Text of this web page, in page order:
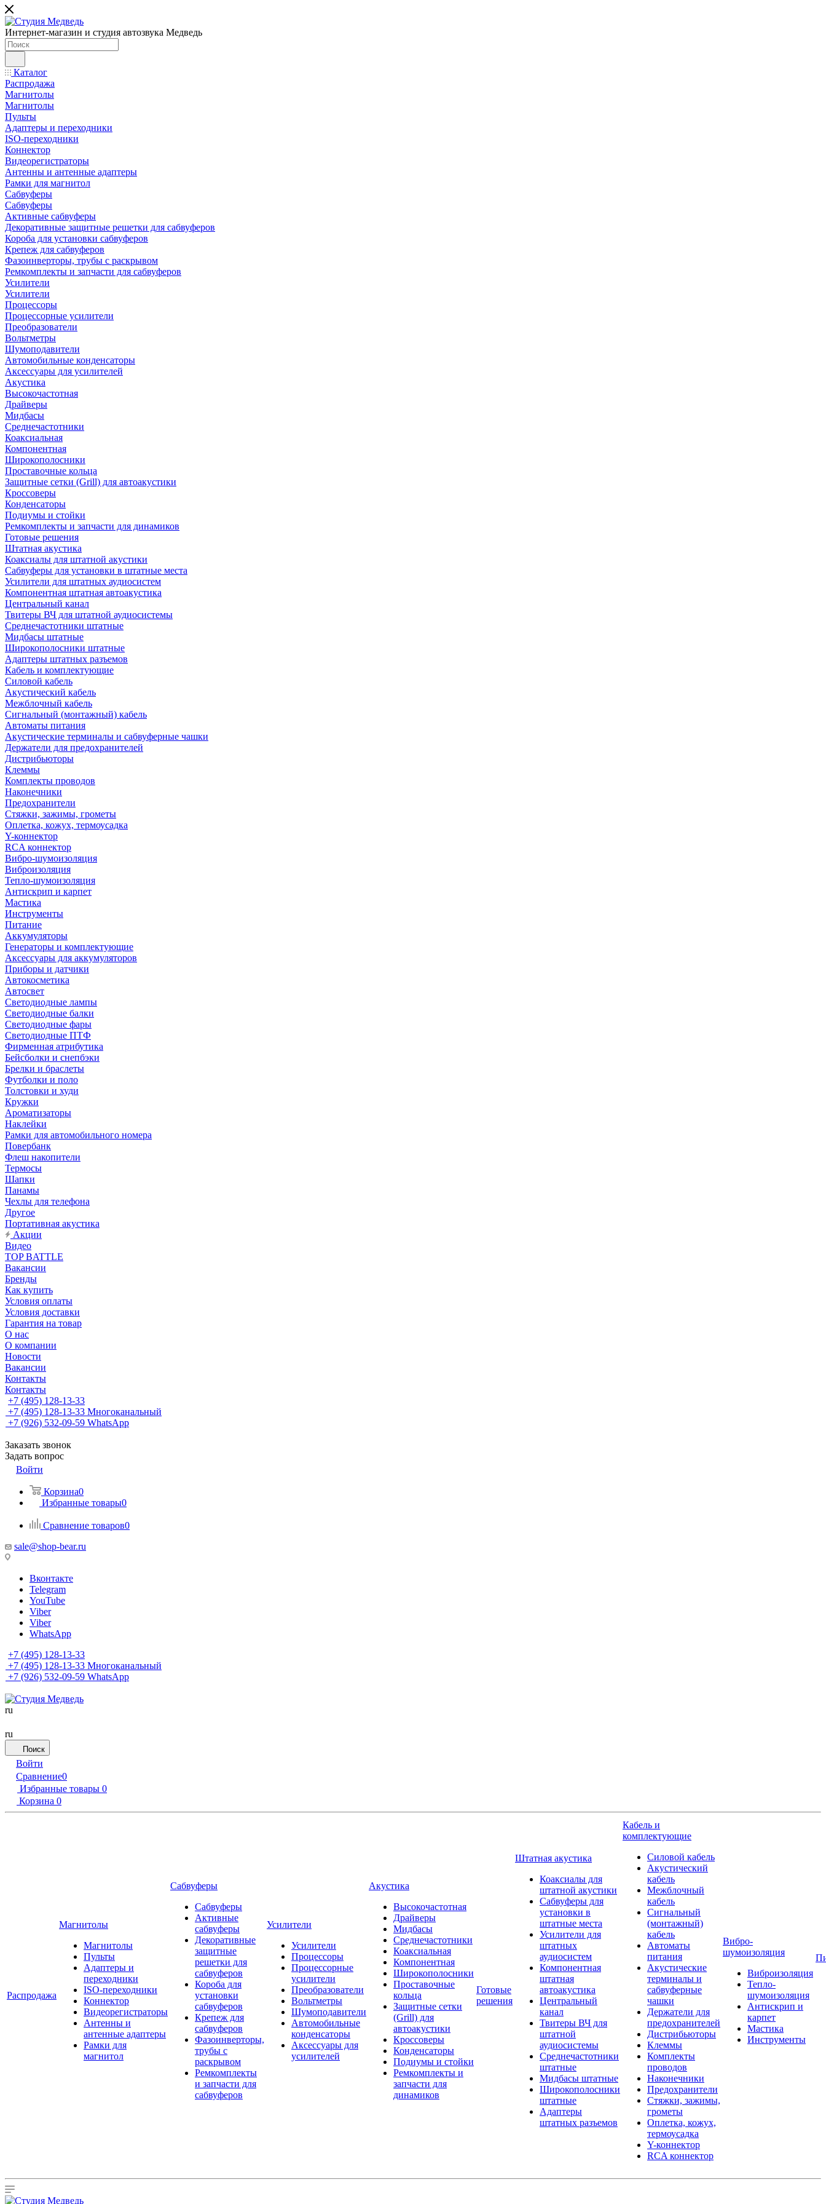
Интернет-магазин и студия автозвука Медведь
Каталог
Распродажа
Магнитолы
Магнитолы
Пульты
Адаптеры и переходники
ISO-переходники
Коннектор
Видеорегистраторы
Антенны и антенные адаптеры
Рамки для магнитол
Сабвуферы
Сабвуферы
Активные сабвуферы
Декоративные защитные решетки для сабвуферов
Короба для установки сабвуферов
Крепеж для сабвуферов
Фазоинверторы, трубы с раскрывом
Ремкомплекты и запчасти для сабвуферов
Усилители
Усилители
Процессоры
Процессорные усилители
Преобразователи
Вольтметры
Шумоподавители
Автомобильные конденсаторы
Аксессуары для усилителей
Акустика
Высокочастотная
Драйверы
Мидбасы
Среднечастотники
Коаксиальная
Компонентная
Широкополосники
Проставочные кольца
Защитные сетки (Grill) для автоакустики
Кроссоверы
Конденсаторы
Подиумы и стойки
Ремкомплекты и запчасти для динамиков
Готовые решения
Штатная акустика
Коаксиалы для штатной акустики
Сабвуферы для установки в штатные места
Усилители для штатных аудиосистем
Компонентная штатная автоакустика
Центральный канал
Твитеры ВЧ для штатной аудиосистемы
Среднечастотники штатные
Мидбасы штатные
Широкополосники штатные
Адаптеры штатных разъемов
Кабель и комплектующие
Силовой кабель
Акустический кабель
Межблочный кабель
Сигнальный (монтажный) кабель
Автоматы питания
Акустические терминалы и сабвуферные чашки
Держатели для предохранителей
Дистрибьюторы
Клеммы
Комплекты проводов
Наконечники
Предохранители
Стяжки, зажимы, грометы
Оплетка, кожух, термоусадка
Y-коннектор
RCA коннектор
Вибро-шумоизоляция
Виброизоляция
Тепло-шумоизоляция
Антискрип и карпет
Мастика
Инструменты
Питание
Аккумуляторы
Генераторы и комплектующие
Аксессуары для аккумуляторов
Приборы и датчики
Автокосметика
Автосвет
Светодиодные лампы
Светодиодные балки
Светодиодные фары
Светодиодные ПТФ
Фирменная атрибутика
Бейсболки и снепбэки
Брелки и браслеты
Футболки и поло
Толстовки и худи
Кружки
Ароматизаторы
Наклейки
Рамки для автомобильного номера
Повербанк
Флеш накопители
Термосы
Шапки
Панамы
Чехлы для телефона
Другое
Портативная акустика
Акции
Видео
TOP BATTLE
Вакансии
Бренды
Как купить
Условия оплаты
Условия доставки
Гарантия на товар
О нас
О компании
Новости
Вакансии
Контакты
Контакты
+7 (495) 128-13-33
+7 (495) 128-13-33 Многоканальный
+7 (926) 532-09-59 WhatsApp
Заказать звонок
Задать вопрос
Войти
Корзина0
Избранные товары0
Сравнение товаров0
sale@shop-bear.ru
Вконтакте
Telegram
YouTube
Viber
Viber
WhatsApp
+7 (495) 128-13-33
+7 (495) 128-13-33 Многоканальный
+7 (926) 532-09-59 WhatsApp
ru
ru
Поиск
Войти
Сравнение0
Избранные товары 0
Корзина 0
Распродажа
Магнитолы
Магнитолы
Пульты
Адаптеры и
переходники
ISO-переходники
Коннектор
Видеорегистраторы
Антенны и
антенные адаптеры
Рамки для
магнитол
Сабвуферы
Сабвуферы
Активные
сабвуферы
Декоративные
защитные
решетки для
сабвуферов
Короба для
установки
сабвуферов
Крепеж для
сабвуферов
Фазоинверторы,
трубы с
раскрывом
Ремкомплекты
и запчасти для
сабвуферов
Усилители
Усилители
Процессоры
Процессорные
усилители
Преобразователи
Вольтметры
Шумоподавители
Автомобильные
конденсаторы
Аксессуары для
усилителей
Акустика
Высокочастотная
Драйверы
Мидбасы
Среднечастотники
Коаксиальная
Компонентная
Широкополосники
Проставочные
кольца
Защитные сетки
(Grill) для
автоакустики
Кроссоверы
Конденсаторы
Подиумы и стойки
Ремкомплекты и
запчасти для
динамиков
Готовые
решения
Штатная акустика
Коаксиалы для
штатной акустики
Сабвуферы для
установки в
штатные места
Усилители для
штатных
аудиосистем
Компонентная
штатная
автоакустика
Центральный
канал
Твитеры ВЧ для
штатной
аудиосистемы
Среднечастотники
штатные
Мидбасы штатные
Широкополосники
штатные
Адаптеры
штатных разъемов
Кабель и
комплектующие
Силовой кабель
Акустический
кабель
Межблочный
кабель
Сигнальный
(монтажный)
кабель
Автоматы
питания
Акустические
терминалы и
сабвуферные
чашки
Держатели для
предохранителей
Дистрибьюторы
Клеммы
Комплекты
проводов
Наконечники
Предохранители
Стяжки, зажимы,
грометы
Оплетка, кожух,
термоусадка
Y-коннектор
RCA коннектор
Вибро-
шумоизоляция
Виброизоляция
Тепло-
шумоизоляция
Антискрип и
карпет
Мастика
Инструменты